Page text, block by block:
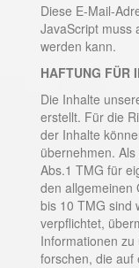
Diese E-Mail-
JavaScript muss
werden kann.
HAFTUNG FÜR
Die Inhalte
erstellt. Für die
der Inhalte
übernehmen.
Abs.1 TMG für
den allgemeinen
bis 10 TMG sind
verpflichtet,
Informationen
forschen, die auf